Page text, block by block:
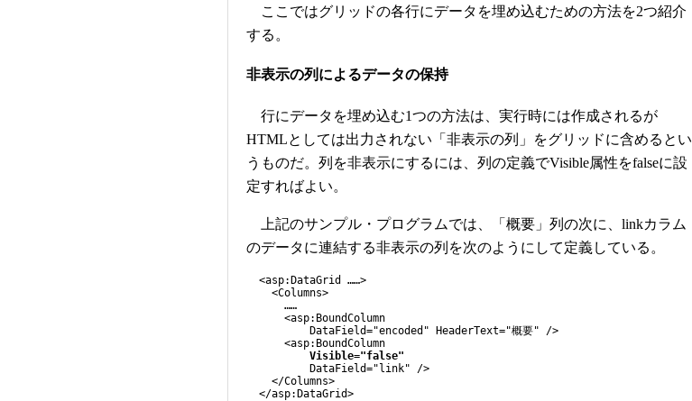
ここではグリッドの各行にデータを埋め込むための方法を2つ紹介
する。
非表示の列によるデータの保持
行にデータを埋め込む1つの方法は、実行時には作成されるが
HTMLとしては出力されない「非表示の列」をグリッドに含めるとい
うものだ。列を非表示にするには、列の定義でVisible属性をfalseに設
定すればよい。
上記のサンプル・プログラムでは、「概要」列の次に、linkカラム
のデータに連結する非表示の列を次のようにして定義している。
<asp:DataGrid ……>
<Columns>
……
<asp:BoundColumn
DataField="encoded" HeaderText="概要" />
<asp:BoundColumn
Visible="false"
DataField="link" />
</Columns>
</asp:DataGrid>